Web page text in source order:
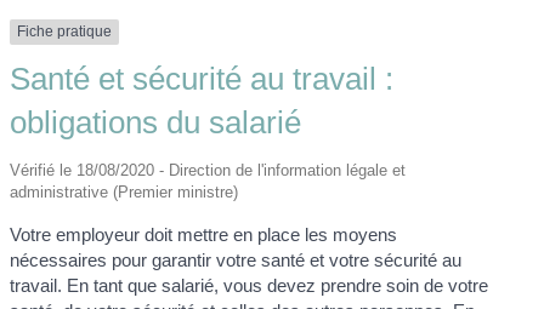
Fiche pratique
Santé et sécurité au travail :
obligations du salarié
Vérifié le 18/08/2020 - Direction de l'information légale et
administrative (Premier ministre)
Votre employeur doit mettre en place les moyens
nécessaires pour garantir votre santé et votre sécurité au
travail. En tant que salarié, vous devez prendre soin de votre